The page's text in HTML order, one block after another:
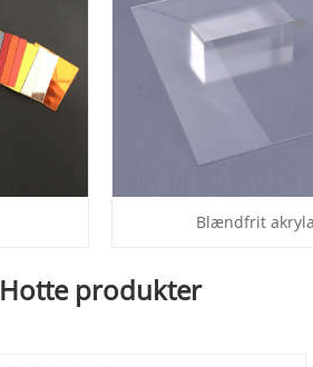
Blændfrit
Hotte produkter